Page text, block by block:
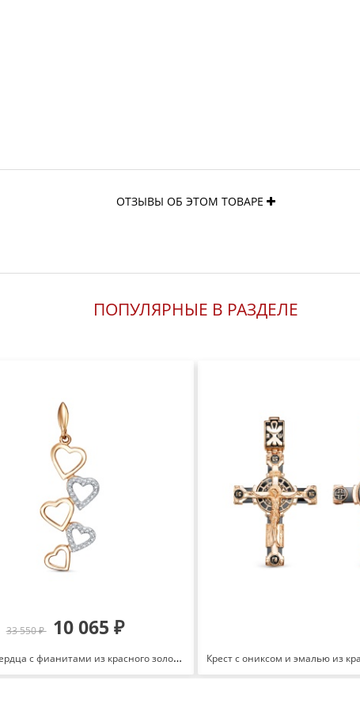
ОТЗЫВЫ ОБ ЭТОМ ТОВАРЕ
ПОПУЛЯРНЫЕ В РАЗДЕЛЕ
33 550 ₽ 10 065 ₽
Подвеска Сердца с фианитами из красного золота 585 3463207 1 1 1